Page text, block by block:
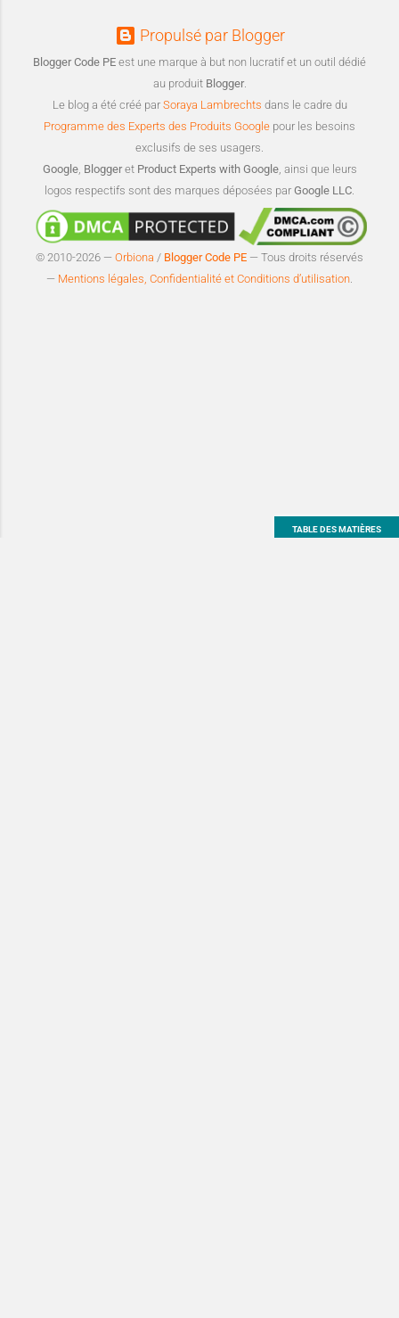
TABLE DES MATIÈRES
Propulsé par Blogger
Blogger Code PE est une marque à but non lucratif et un outil dédié
au produit Blogger.
Le blog a été créé par Soraya Lambrechts dans le cadre du
Programme des Experts des Produits Google pour les besoins
exclusifs de ses usagers.
Google, Bloggeret Product Experts with Google, ainsi que leurs
logos respectifs sont des marques déposées par Google LLC.
© 2010-2026 — Orbiona / Blogger Code PE — Tous droits réservés
— Mentions légales, Confidentialité et Conditions d’utilisation